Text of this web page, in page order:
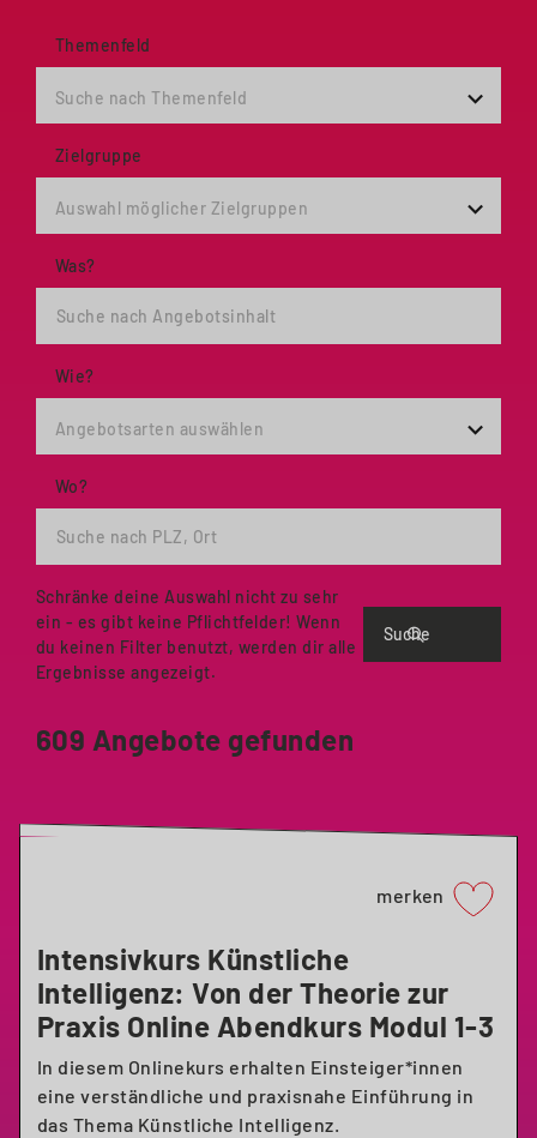
Themenfeld
Suche nach Themenfeld
Zielgruppe
Auswahl möglicher Zielgruppen
Was?
Wie?
Angebotsarten auswählen
Wo?
Schränke deine Auswahl nicht zu sehr
ein - es gibt keine Pflichtfelder! Wenn
du keinen Filter benutzt, werden dir alle
Ergebnisse angezeigt.
Suche
609 Angebote gefunden
merken
Intensivkurs Künstliche
Intelligenz: Von der Theorie zur
Praxis Online Abendkurs Modul 1-3
In diesem Onlinekurs erhalten Einsteiger*innen
eine verständliche und praxisnahe Einführung in
das Thema Künstliche Intelligenz.